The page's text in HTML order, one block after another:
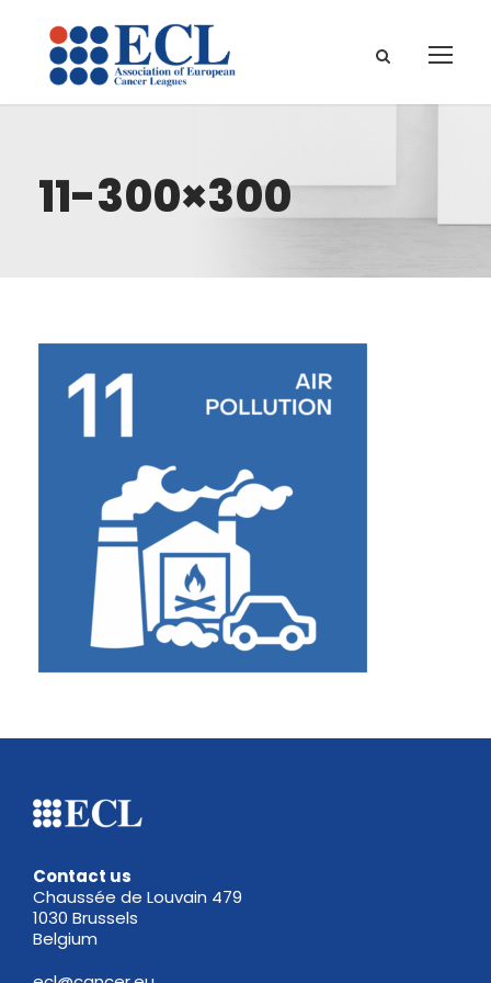
11-300×300
Contact us
Chaussée de Louvain 479
1030 Brussels
Belgium